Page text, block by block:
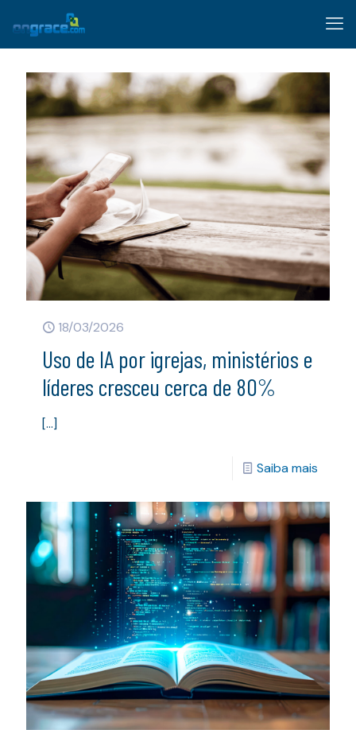
18/03/2026
Uso de IA por igrejas, ministérios e
líderes cresceu cerca de 80%
[…]
Saiba mais